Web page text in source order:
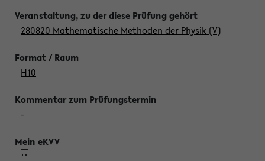
280820 Mathematische Methoden der Physik (V)
H10
-